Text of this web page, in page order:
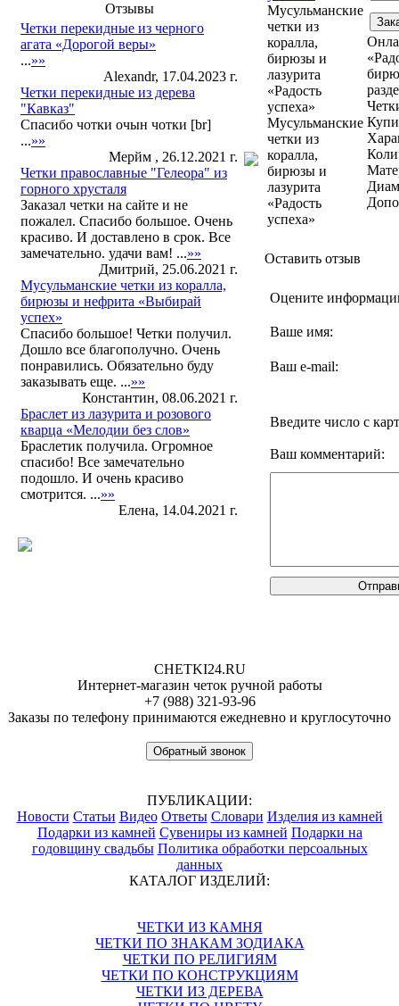
Отзывы
Четки перекидные из черного
агата «Дорогой веры»
...»»
Alexandr, 17.04.2023 г.
Четки перекидные из дерева
"Кавказ"
Спасибо чотки очын чотки [br]
...»»
Мерйм , 26.12.2021 г.
Четки православные "Гелеора" из
горного хрусталя
Заказал четки на сайте и не
пожалел. Спасибо большое. Очень
красиво. И доставлено в срок. Все
замечательно. удачи вам! ...»»
Дмитрий, 25.06.2021 г.
Мусульманские четки из коралла,
бирюзы и нефрита «Выбирай
успех»
Спасибо большое! Четки получил.
Дошло все благополучно. Очень
понравились. Обязательно буду
заказывать еще. ...»»
Константин, 08.06.2021 г.
Браслет из лазурита и розового
кварца «Мелодии без слов»
Браслетик получила. Огромное
спасибо! Все замечательно
подошло. И очень красиво
смотрится. ...»»
Елена, 14.04.2021 г.
Мусульманские
четки из
коралла,
бирюзы и
лазурита
«Радость
успеха»
Мусульманские
четки из
коралла,
бирюзы и
лазурита
«Радость
успеха»
Оставить отзыв
Оцените
Ваше имя:
Ваш e-mail:
Введите число с
Ваш комментарий:
CHETKI24.RU
Интернет-магазин четок ручной работы
+7 (988) 321-93-96
Заказы по телефону принимаются ежедневно и круглосуточно
Обратный звонок
ПУБЛИКАЦИИ:
Новости Статьи Видео Ответы Словари Изделия из камней
Подарки из камней Сувениры из камней Подарки на
годовщину свадьбы Политика обработки персоальных
данных
КАТАЛОГ ИЗДЕЛИЙ:
ЧЕТКИ ИЗ КАМНЯ
ЧЕТКИ ПО ЗНАКАМ ЗОДИАКА
ЧЕТКИ ПО РЕЛИГИЯМ
ЧЕТКИ ПО КОНСТРУКЦИЯМ
ЧЕТКИ ИЗ ДЕРЕВА